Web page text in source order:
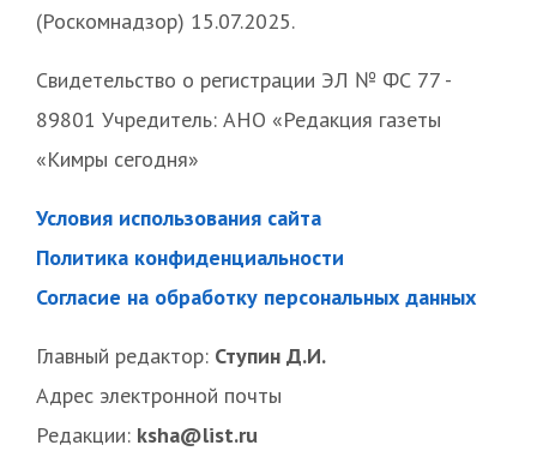
(Роскомнадзор) 15.07.2025.
Свидетельство о регистрации ЭЛ № ФС 77 -
89801 Учредитель: АНО «Редакция газеты
«Кимры сегодня»
Условия использования сайта
Политика конфиденциальности
Согласие на обработку персональных данных
Главный редактор: Ступин Д.И.
Адрес электронной почты
Редакции: ksha@list.ru